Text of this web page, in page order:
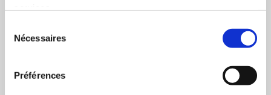
Nécessaires
Préférences